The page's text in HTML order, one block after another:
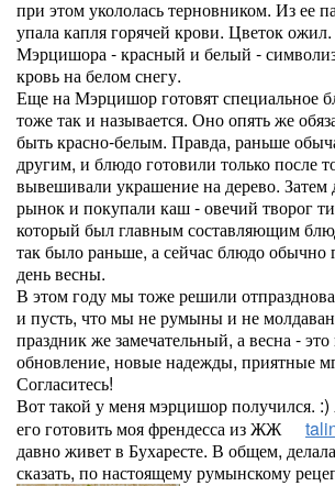
при этом укололась терновником. Из ее
упала капля горячей крови. Цветок
Мэрцишора - красный и белый -
кровь на белом снегу.
Еще на Мэрцишор готовят специальное
тоже так и называется. Оно опять же
быть красно-белым. Правда, раньше
другим, и блюдо готовили только после
вывешивали украшение на дерево.
рынок и покупали каш - овечий творог
который был главным составляющим
так было раньше, а сейчас блюдо обычно
день весны.
В этом году мы тоже решили
и пусть, что мы не румыны и не
праздник же замечательный, а весна - это
обновление, новые надежды, приятные
Согласитесь!
Вот такой у меня мэрцишор получился.
его готовить моя френдесса из ЖЖ
давно живет в Бухаресте. В общем,
сказать, по настоящему румынскому